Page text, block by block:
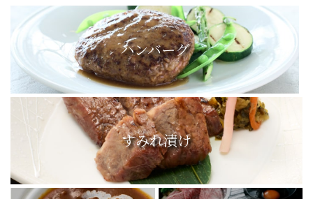
ハンバーグ
すみれ漬け